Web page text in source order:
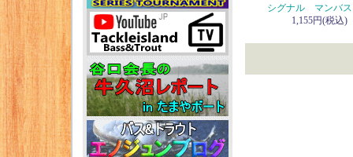
シグナル マンバス
1,155円(税込)